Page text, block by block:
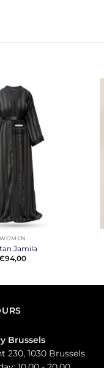
WOMEN
Jamila
94,00
Brussels
230, 1030 Brussels